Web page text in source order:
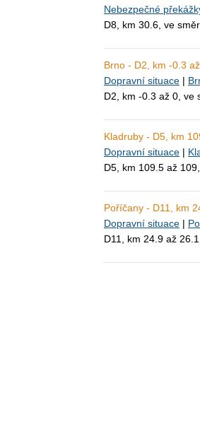
Nebezpečné
D8, km 30.6, ve
Brno - D2, km -0.3
Dopravní situace |
D2, km -0.3 až 0, ve
Kladruby - D5, km
Dopravní situace |
D5, km 109.5 až
Poříčany - D11, km
Dopravní situace |
D11, km 24.9 až